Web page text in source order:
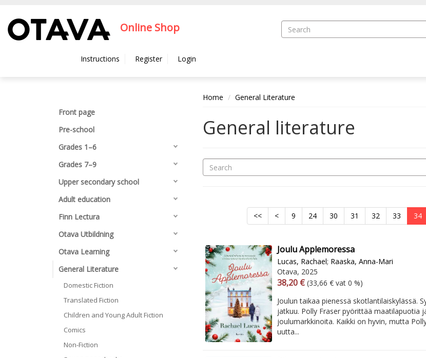
Online Shop
Instructions Register Login
Front page
Pre-school
Grades 1–6
Grades 7–9
Upper secondary school
Adult education
Finn Lectura
Otava Utbildning
Otava Learning
General Literature
Domestic Fiction
Translated Fiction
Children and Young Adult Fiction
Comics
Non-Fiction
Home General Literature
General literature
<< < 9 24 30 31 32 33 34
Joulu Applemoressa
Lucas, Rachael; Raaska, Anna-Mari
Otava, 2025
Arvonlisäverollinen hinta
38,20 € Excl. vat
(33,66 € vat 0 %)
Joulun taikaa pienessä skotlantilaiskylässä.
jatkuu. Polly Fraser pyörittää maatilapuotia
joulumarkkinoita. Kaikki on hyvin, mutta
uutta...